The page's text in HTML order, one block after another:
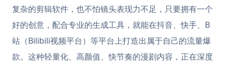
复杂的剪辑软件，也不怕镜头表现力不足，只要拥有一个
好的创意，配合专业的生成工具，就能在抖音、快手、B
站（Bilibili视频平台）等平台上打造出属于自己的流量爆
款。这种轻量化、高颜值、快节奏的漫剧内容，正在深度